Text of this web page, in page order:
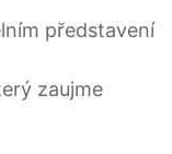
představení
zaujme